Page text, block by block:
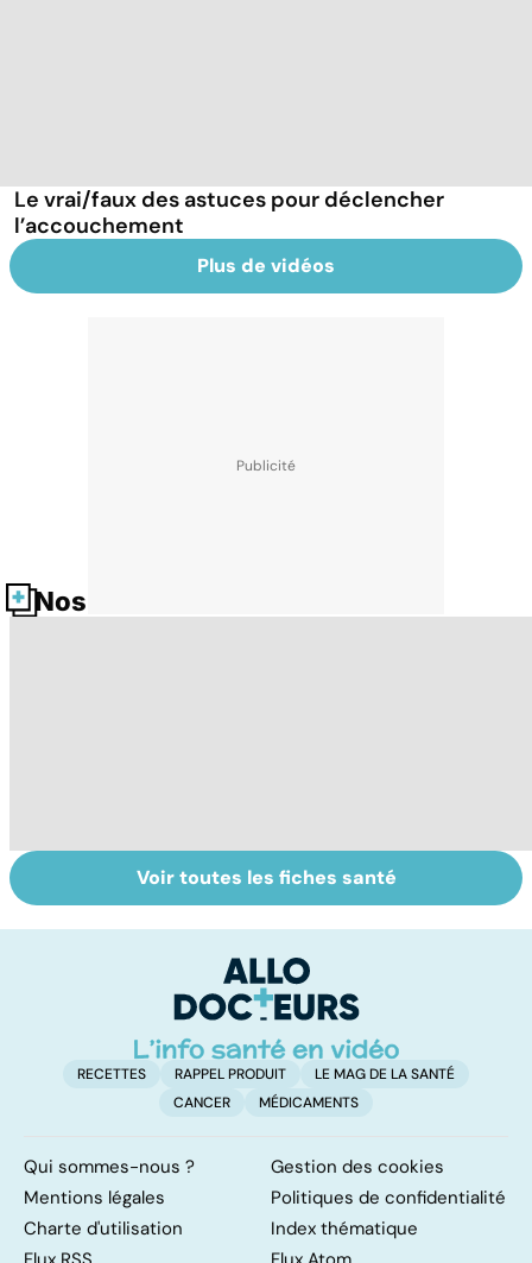
Le vrai/faux des astuces pour déclencher
l’accouchement
Plus de vidéos
Nos fiches santé
Post-partum : un
bouleversement
Placenta : un
organe
Voir toutes les fiches santé
RECETTES RAPPEL PRODUIT
LE MAG DE LA SANTÉ
CANCER
MÉDICAMENTS
Qui sommes-nous ?
Gestion des cookies
Mentions légales
Politiques de confidentialité
Charte d'utilisation
Index thématique